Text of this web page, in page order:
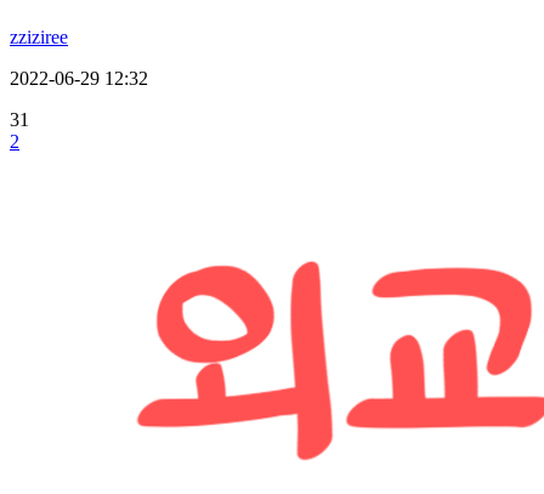
zziziree
2022-06-29 12:32
31
2